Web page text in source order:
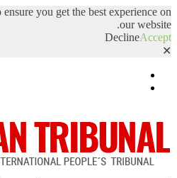
you get the best experience on
our website.
DeclineAccept
✕